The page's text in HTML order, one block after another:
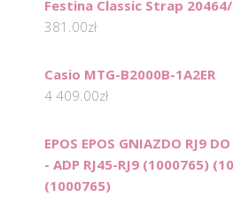
Festina Classic Strap
381.00zł
Casio MTG-B2000B-1A2ER
4 409.00zł
EPOS EPOS GNIAZDO RJ9
- ADP RJ45-RJ9 (1000765)
(1000765)